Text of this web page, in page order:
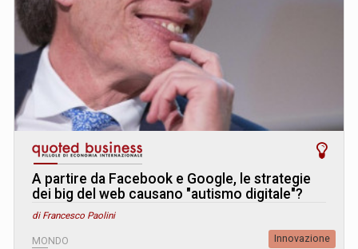
A partire da Facebook e Google, le strategie
dei big del web causano "autismo digitale"?
di Francesco Paolini
MONDO Innovazione